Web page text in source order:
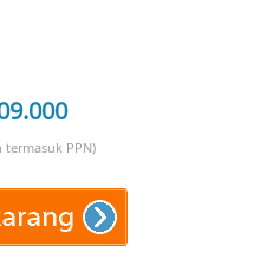
termasuk PPN)